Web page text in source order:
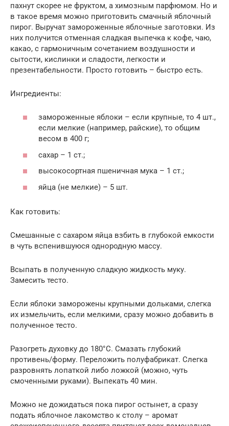
пахнут скорее не фруктом, а химозным парфюмом. Но и
в такое время можно приготовить смачный яблочный
пирог. Выручат замороженные яблочные заготовки. Из
них получится отменная сладкая выпечка к кофе, чаю,
какао, с гармоничным сочетанием воздушности и
сытости, кислинки и сладости, легкости и
презентабельности. Просто готовить – быстро есть.
Ингредиенты:
замороженные яблоки – если крупные, то 4 шт.,
если мелкие (например, райские), то общим
весом в 400 г;
сахар – 1 ст.;
высокосортная пшеничная мука – 1 ст.;
яйца (не мелкие) – 5 шт.
Как готовить:
Смешанные с сахаром яйца взбить в глубокой емкости
в чуть вспенившуюся однородную массу.
Всыпать в полученную сладкую жидкость муку.
Замесить тесто.
Если яблоки заморожены крупными дольками, слегка
их измельчить, если мелкими, сразу можно добавить в
полученное тесто.
Разогреть духовку до 180°C. Смазать глубокий
противень/форму. Переложить полуфабрикат. Слегка
разровнять лопаткой либо ложкой (можно, чуть
смоченными руками). Выпекать 40 мин.
Можно не дожидаться пока пирог остынет, а сразу
подать яблочное лакомство к столу – аромат